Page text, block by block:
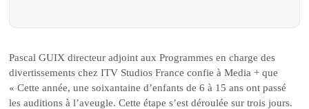
Pascal GUIX directeur adjoint aux Programmes en charge des
divertissements chez ITV Studios France confie à Media + que
« Cette année, une soixantaine d’enfants de 6 à 15 ans ont passé
les auditions à l’aveugle. Cette étape s’est déroulée sur trois jours.